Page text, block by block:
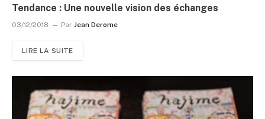
Tendance : Une nouvelle vision des échanges
03/12/2018 Par Jean Derome
LIRE LA SUITE